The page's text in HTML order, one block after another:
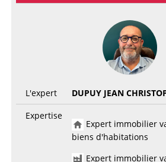
L'expert
DUPUY JEAN
Expertise
Expert immobilier
biens d'habitations
Expert immobilier